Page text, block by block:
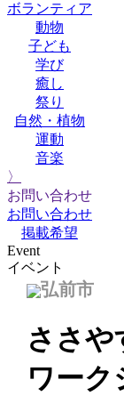
ボランティア
動物
子ども
学び
癒し
祭り
自然・植物
運動
音楽
〉
お問い合わせ
お問い合わせ
掲載希望
Event
イベント
弘前市
ささ
ワーク